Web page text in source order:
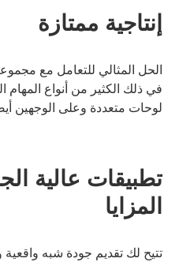
إنتاجية ممتازة
الحل المثالي للتعامل مع
في ذلك الكثير من أنواع
لوحات متعددة وعلى الوجهين
تطبيقات عالية
المزايا
تتيح لك تقديم جودة شبه واقعية